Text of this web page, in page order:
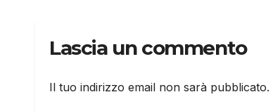
Lascia un commento
Il tuo indirizzo email non sarà pubblicato.